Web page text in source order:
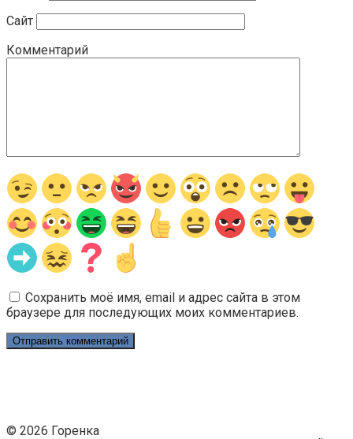
Сайт
Комментарий
Сохранить моё имя, email и адрес сайта в этом
браузере для последующих моих комментариев.
© 2026 Горенка